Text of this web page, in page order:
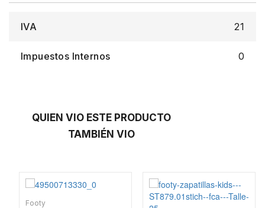
IVA 21
Impuestos Internos 0
QUIEN VIO ESTE PRODUCTO
TAMBIÉN VIO
Footy